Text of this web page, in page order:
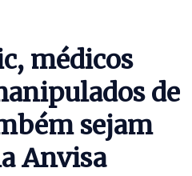
médicos
de
sejam
Anvisa